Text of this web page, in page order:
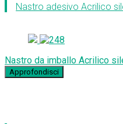
Nastro adesivo Acrilico
Nastro da imballo Acrilico
Approfondisci